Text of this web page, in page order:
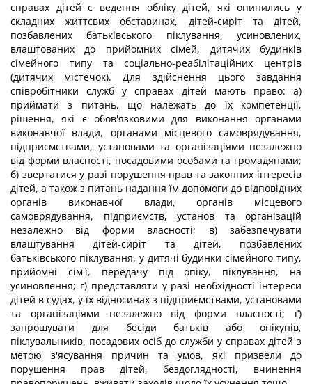
справах дітей є ведення обліку дітей, які опинились у
складних життєвих обставинах, дітей-сиріт та дітей,
позбавлених батьківського піклування, усиновлених,
влаштованих до прийомних сімей, дитячих будинків
сімейного типу та соціально-реабілітаційних центрів
(дитячих містечок). Для здійснення цього завдання
співробітники служб у справах дітей мають право: а)
приймати з питань, що належать до їх компетенції,
рішення, які є обов'язковими для виконання органами
виконавчої влади, органами місцевого самоврядування,
підприємствами, установами та організаціями незалежно
від форми власності, посадовими особами та громадянами;
б) звертатися у разі порушення прав та законних інтересів
дітей, а також з питань надання їм допомоги до відповідних
органів виконавчої влади, органів місцевого
самоврядування, підприємств, установ та організацій
незалежно від форми власності; в) забезпечувати
влаштування дітей-сиріт та дітей, позбавлених
батьківського піклування, у дитячі будинки сімейного типу,
прийомні сім'ї, передачу під опіку, піклування, на
усиновлення; г) представляти у разі необхідності інтереси
дітей в судах, у їх відносинах з підприємствами, установами
та організаціями незалежно від форми власності; ґ)
запрошувати для бесіди батьків або опікунів,
піклувальників, посадових осіб до служби у справах дітей з
метою з'ясування причин та умов, які призвели до
порушення прав дітей, бездоглядності, вчинення